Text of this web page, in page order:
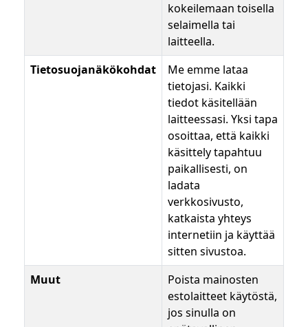
kokeilemaan toisella
selaimella tai
laitteella.
Tietosuojanäkökohdat
Me emme lataa
tietojasi. Kaikki
tiedot käsitellään
laitteessasi. Yksi tapa
osoittaa, että kaikki
käsittely tapahtuu
paikallisesti, on
ladata
verkkosivusto,
katkaista yhteys
internetiin ja käyttää
sitten sivustoa.
Muut
Poista mainosten
estolaitteet käytöstä,
jos sinulla on